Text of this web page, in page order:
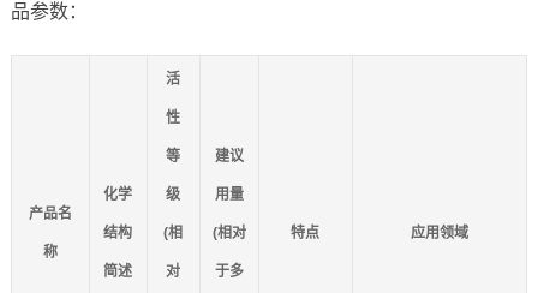
品参数：
产品名
称
化学
结构
简述
活
性
等
级
(相
对
建议
用量
(相对
于多
特点 应用领域